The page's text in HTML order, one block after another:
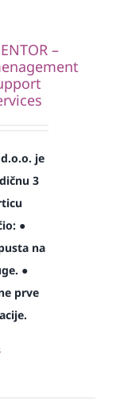
–
je
3
●
na
●
prve